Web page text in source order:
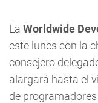
La Worldwide
este lunes con la
consejero
alargará hasta el
de